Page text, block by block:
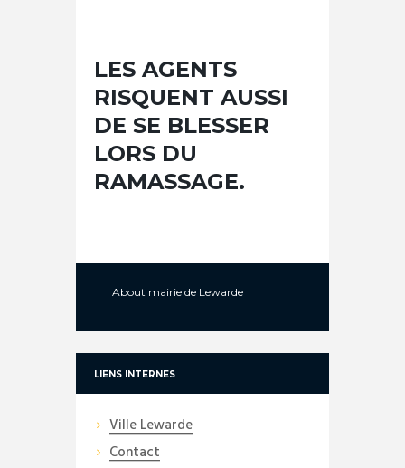
LES AGENTS
RISQUENT AUSSI
DE SE BLESSER
LORS DU
RAMASSAGE.
About mairie de Lewarde
LIENS INTERNES
Ville Lewarde
Contact